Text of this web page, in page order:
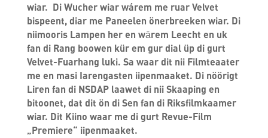
wiar. Di Wucher wiar wárem me ruar Velvet
bispeent, diar me Paneelen önerbreeken wiar. Di
niimooris Lampen her en wārem Leecht en uk
fan di Rang boowen kür em gur dial üp di gurt
Velvet-Fuarhang luki. Sa waar dit nii Filmteaater
me en masi Iarengasten iipenmaaket. Di nöörigt
Liren fan di NSDAP laawet di nii Skaaping en
bitoonet, dat dit ön di Sen fan di Riksfilmkaamer
wiar. Dit Kiino waar me di gurt Revue-Film
„Premiere“ iipenmaaket.